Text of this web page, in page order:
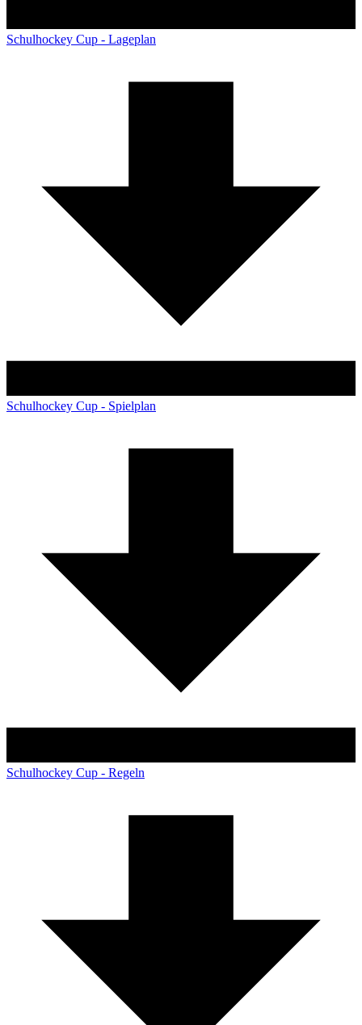
Schulhockey Cup - Lageplan
Schulhockey Cup - Spielplan
Schulhockey Cup - Regeln